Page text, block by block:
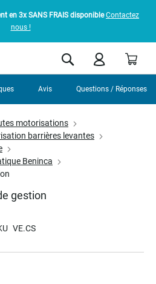
en 3x SANS FRAIS disponible Contactez
nous !
Rechercher
motorisations
barrières levantes
Beninca
gestion
VE.CS
Avis Questions / Réponses